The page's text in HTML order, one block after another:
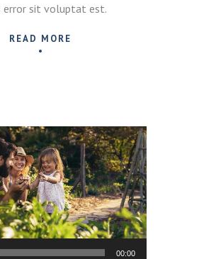
error sit voluptat est.
READ MORE
00:00